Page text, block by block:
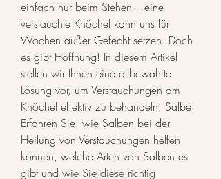
einfach nur beim Stehen – eine
verstauchte Knöchel kann uns für
Wochen außer Gefecht setzen. Doch
es gibt Hoffnung! In diesem Artikel
stellen wir Ihnen eine altbewährte
Lösung vor, um Verstauchungen am
Knöchel effektiv zu behandeln: Salbe.
Erfahren Sie, wie Salben bei der
Heilung von Verstauchungen helfen
können, welche Arten von Salben es
gibt und wie Sie diese richtig